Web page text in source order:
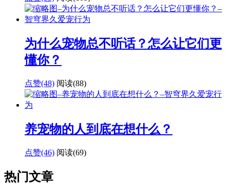
为什么宠物总不听话？怎么让它们更
懂你？
点赞(48) 阅读(88)
养宠物的人到底在想什么？
点赞(46) 阅读(69)
热门文章